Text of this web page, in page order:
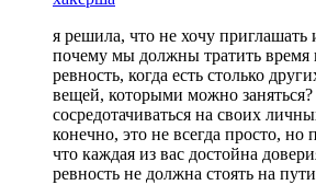
я решила, что не хочу
почему мы должны тратить время
ревность, когда есть столько
вещей, которыми можно заняться?
сосредотачиваться на своих
конечно, это не всегда просто, но
что каждая из вас достойна
ревность не должна стоять на